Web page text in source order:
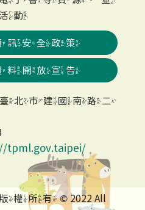
動
訊安全政策
料開放宣告
臺北市建國南路二
tpml.gov.taipei/
所有 © 2022 All